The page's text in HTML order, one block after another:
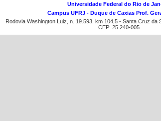
Universidade Federal do Rio de
Campus UFRJ - Duque de Caxias Prof.
Rodovia Washington Luiz, n. 19.593, km 104,5 - Santa Cruz da
CEP: 25.240-005